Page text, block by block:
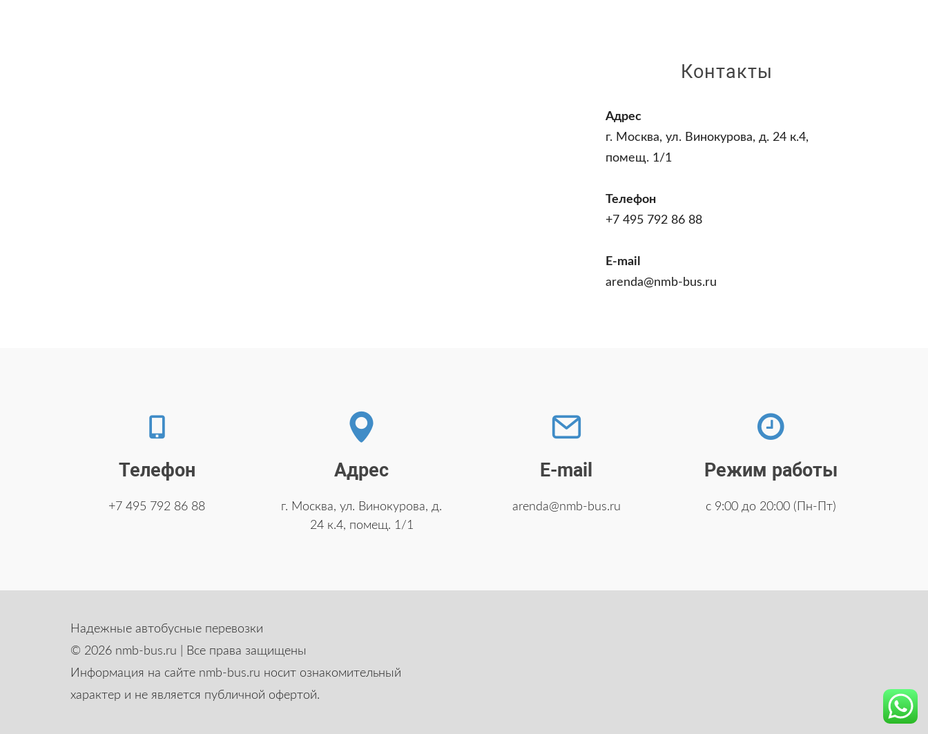
Контакты
Адрес
г. Москва, ул. Винокурова, д. 24 к.4,
помещ. 1/1
Телефон
+7 495 792 86 88
E-mail
arenda@nmb-bus.ru
Телефон
+7 495 792 86 88
Адрес
г. Москва, ул. Винокурова, д.
24 к.4, помещ. 1/1
E-mail
arenda@nmb-bus.ru
Режим работы
с 9:00 до 20:00 (Пн-Пт)
Надежные автобусные перевозки
© 2026 nmb-bus.ru | Все права защищены
Информация на сайте nmb-bus.ru носит ознакомительный
характер и не является публичной офертой.